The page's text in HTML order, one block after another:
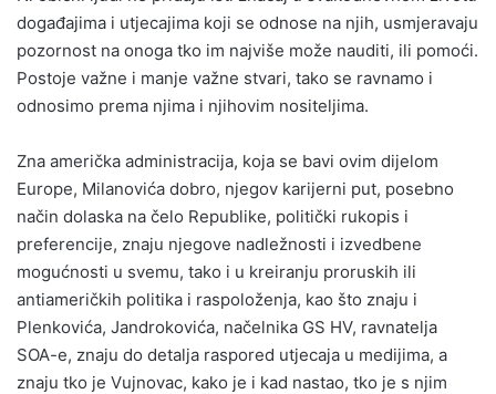
događajima i utjecajima koji se odnose na njih, usmjeravaju
pozornost na onoga tko im najviše može nauditi, ili pomoći.
Postoje važne i manje važne stvari, tako se ravnamo i
odnosimo prema njima i njihovim nositeljima.
Zna američka administracija, koja se bavi ovim dijelom
Europe, Milanovića dobro, njegov karijerni put, posebno
način dolaska na čelo Republike, politički rukopis i
preferencije, znaju njegove nadležnosti i izvedbene
mogućnosti u svemu, tako i u kreiranju proruskih ili
antiameričkih politika i raspoloženja, kao što znaju i
Plenkovića, Jandrokovića, načelnika GS HV, ravnatelja
SOA-e, znaju do detalja raspored utjecaja u medijima, a
znaju tko je Vujnovac, kako je i kad nastao, tko je s njim